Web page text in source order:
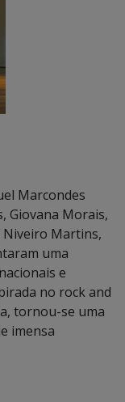
Marcondes
Giovana Morais,
Niveiro Martins,
uma
e
no rock and
tornou-se uma
imensa